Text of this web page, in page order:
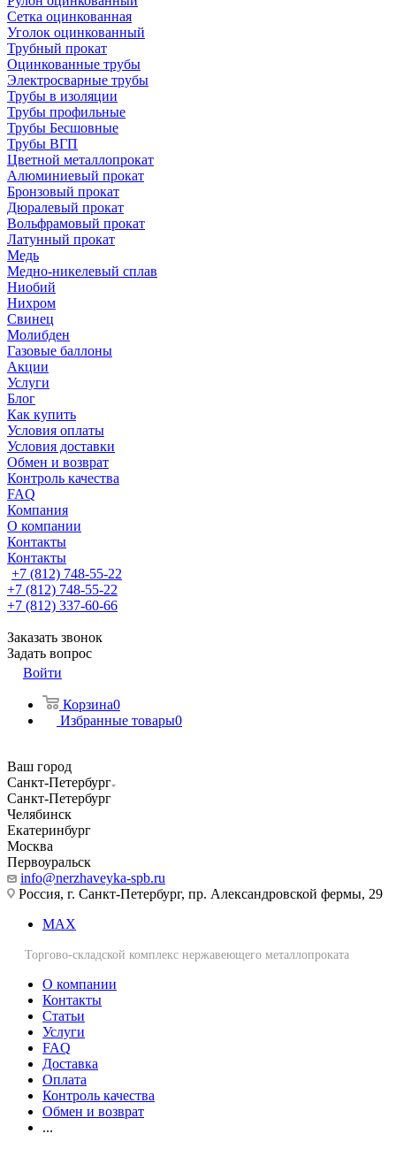
Сетка оцинкованная
Уголок оцинкованный
Трубный прокат
Оцинкованные трубы
Электросварные трубы
Трубы в изоляции
Трубы профильные
Трубы Бесшовные
Трубы ВГП
Цветной металлопрокат
Алюминиевый прокат
Бронзовый прокат
Дюралевый прокат
Вольфрамовый прокат
Латунный прокат
Медь
Медно-никелевый сплав
Ниобий
Нихром
Свинец
Молибден
Газовые баллоны
Акции
Услуги
Блог
Как купить
Условия оплаты
Условия доставки
Обмен и возврат
Контроль качества
FAQ
Компания
О компании
Контакты
Контакты
+7 (812) 748-55-22
+7 (812) 748-55-22
+7 (812) 337-60-66
Заказать звонок
Задать вопрос
Войти
Корзина0
Избранные товары0
Ваш город
Санкт-Петербург
Санкт-Петербург
Челябинск
Екатеринбург
Москва
Первоуральск
info@nerzhaveyka-spb.ru
Россия, г. Санкт-Петербург, пр. Александровской фермы, 29
MAX
Торгово-складской комплекс нержавеющего металлопроката
О компании
Контакты
Статьи
Услуги
FAQ
Доставка
Оплата
Контроль качества
Обмен и возврат
...